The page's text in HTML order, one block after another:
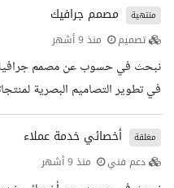
قادر على العمل بفعالية ضمن
يعتمد عليها مئات الآلاف من
استعداد لتعلمهم في حال امتلاك
منتهية مصمم جرافيك
تصميم منذ 9 أشهر
نبحث في حسوب عن مصمم جرافيك
في تطوير التصاميم البصرية
بذوق بصري متميز وقدرة على
الجمال والبساطة، مع الحفاظ على
المهام الوظيفية تصميم المواد
الاجتماعي إعداد الإنفوغرافيك
مغلقة أخصائي خدمة عملاء
دعم فني منذ 9 أشهر